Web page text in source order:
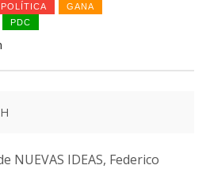
GANA
PDC
NUEVAS IDEAS, Federico